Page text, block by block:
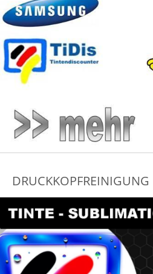
DRUCKKOPFREINIGUNG